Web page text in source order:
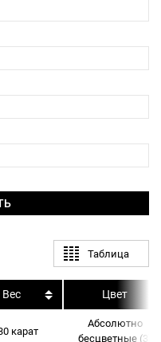
Таблица
Вес Цвет
карат
Абсолютно
бесцветные (3)